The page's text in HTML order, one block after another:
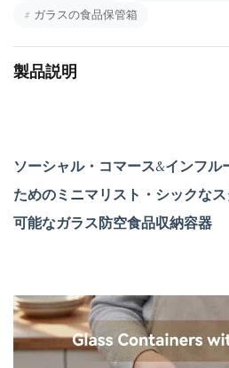
# ガラスの食品保管箱
製品説明
ソーシャル・コマース&インフル
ためのミニマリスト・シックな
可能なガラス防空食品収納容器